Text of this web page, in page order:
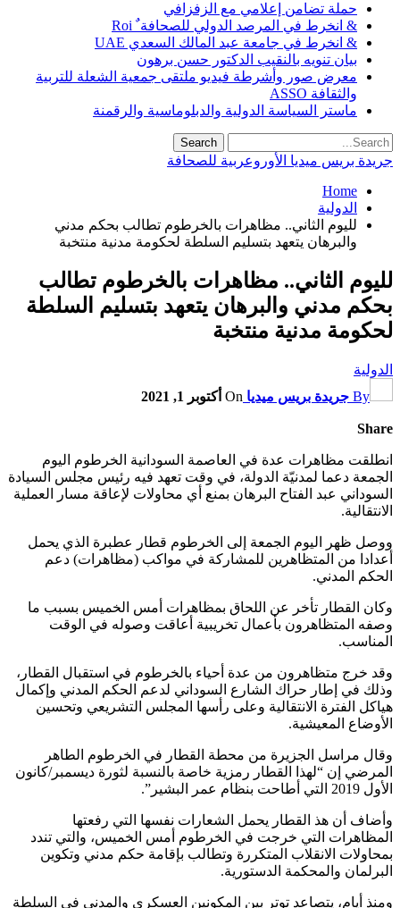
حملة تضامن إعلامي مع الزفزافي
& انخرط في المرصد الدولي للصحافة ٌ Roi
& انخرط في جامعة عبد المالك السعدي UAE
بيان تنويه بالنقيب الدكتور حسن برهون
معرض صور وأشرطة فيديو ملتقى جمعية الشعلة للتربية
والثقافة ASSO
ماستر السياسة الدولية والدبلوماسية والرقمنة
جريدة بريس ميديا الأوروعربية للصحافة
Home
الدولية
لليوم الثاني.. مظاهرات بالخرطوم تطالب بحكم مدني
والبرهان يتعهد بتسليم السلطة لحكومة مدنية منتخبة
لليوم الثاني.. مظاهرات بالخرطوم تطالب
بحكم مدني والبرهان يتعهد بتسليم السلطة
لحكومة مدنية منتخبة
الدولية
By جريدة بريس ميديا On أكتوبر 1, 2021
Share
انطلقت مظاهرات عدة في العاصمة السودانية الخرطوم اليوم
الجمعة دعما لمدنيّة الدولة، في وقت تعهد فيه رئيس مجلس السيادة
السوداني عبد الفتاح البرهان بمنع أي محاولات لإعاقة مسار العملية
الانتقالية.
ووصل ظهر اليوم الجمعة إلى الخرطوم قطار عطبرة الذي يحمل
أعدادا من المتظاهرين للمشاركة في مواكب (مظاهرات) دعم
الحكم المدني.
وكان القطار تأخر عن اللحاق بمظاهرات أمس الخميس بسبب ما
وصفه المتظاهرون بأعمال تخريبية أعاقت وصوله في الوقت
المناسب.
وقد خرج متظاهرون من عدة أحياء بالخرطوم في استقبال القطار،
وذلك في إطار حراك الشارع السوداني لدعم الحكم المدني وإكمال
هياكل الفترة الانتقالية وعلى رأسها المجلس التشريعي وتحسين
الأوضاع المعيشية.
وقال مراسل الجزيرة من محطة القطار في الخرطوم الطاهر
المرضي إن “لهذا القطار رمزية خاصة بالنسبة لثورة ديسمبر/كانون
الأول 2019 التي أطاحت بنظام عمر البشير”.
وأضاف أن هذ القطار يحمل الشعارات نفسها التي رفعتها
المظاهرات التي خرجت في الخرطوم أمس الخميس، والتي تندد
بمحاولات الانقلاب المتكررة وتطالب بإقامة حكم مدني وتكوين
البرلمان والمحكمة الدستورية.
ومنذ أيام، يتصاعد توتر بين المكونين العسكري والمدني في السلطة